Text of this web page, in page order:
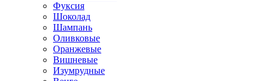
Фуксия
Шоколад
Шампань
Оливковые
Оранжевые
Вишневые
Изумрудные